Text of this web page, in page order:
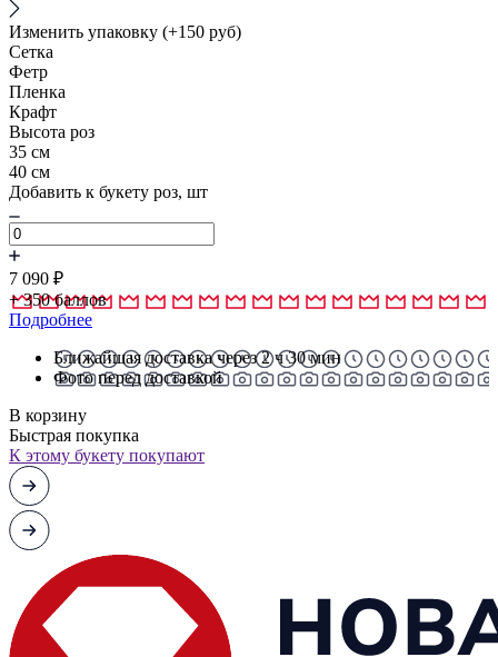
Изменить упаковку (+150 руб)
Сетка
Фетр
Пленка
Крафт
Высота роз
35 см
40 см
Добавить к букету роз, шт
7 090 ₽
+350баллов
Подробнее
Ближайшая доставка через 2 ч 30 мин
Фото перед доставкой
В корзину
Быстрая покупка
К этому букету покупают